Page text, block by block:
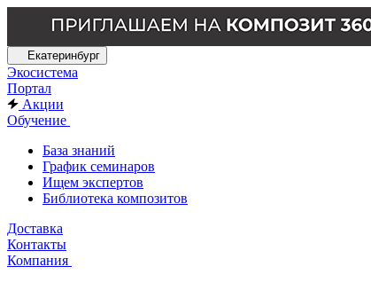
Екатеринбург
Экосистема
Портал
Акции
Обучение
База знаний
График семинаров
Ищем экспертов
Библиотека композитов
Доставка
Контакты
Компания